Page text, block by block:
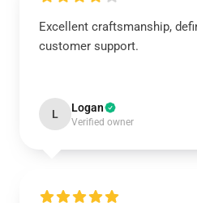
Excellent craftsmanship,
customer support.
L Logan
Verified owner